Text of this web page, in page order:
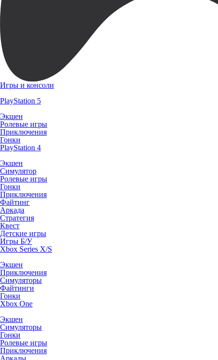
Игры и консоли
PlayStation 5
Экшен
Ролевые игры
Приключения
Гонки
PlayStation 4
Экшен
Симулятор
Ролевые игры
Гонки
Приключения
Файтинг
Аркада
Стратегия
Квест
Детские игры
Игры Б/У
Xbox Series X/S
Экшен
Приключения
Симуляторы
Файтинги
Гонки
Xbox One
Экшен
Симуляторы
Гонки
Ролевые игры
Приключения
Аркады